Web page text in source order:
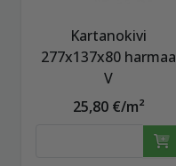
Kartanokivi
277x137x80 harmaa
V
25,80 €/m²